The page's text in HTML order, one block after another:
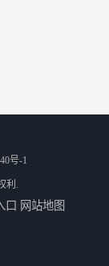
号-1
利.
口 网站地图